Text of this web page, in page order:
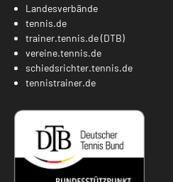
Landesverbände
tennis.de
trainer.tennis.de (DTB)
vereine.tennis.de
schiedsrichter.tennis.de
tennistrainer.de